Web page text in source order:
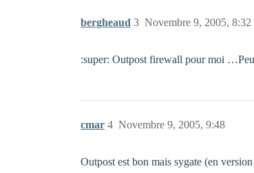
bergheaud Novembre 9, 2005, 8:32
3
:super: Outpost firewall pour moi
cmar Novembre 9, 2005, 9:48
4
Outpost est bon mais sygate (en